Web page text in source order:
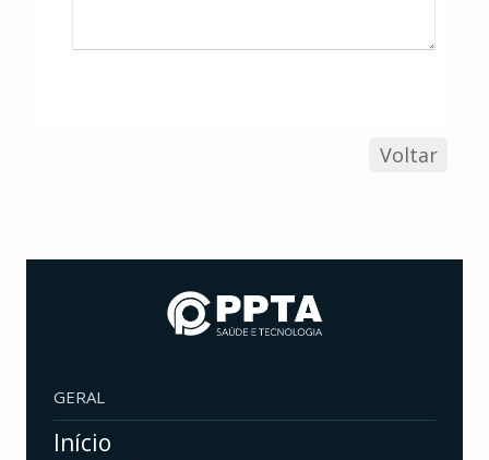
Voltar
GERAL
Início